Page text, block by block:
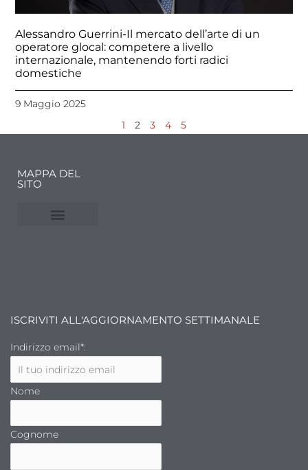
Alessandro Guerrini-Il mercato dell’arte di un
operatore glocal: competere a livello
internazionale, mantenendo forti radici
domestiche
9 Maggio 2025
1 2 3 4 5
MAPPA DEL
SITO
ISCRIVITI ALL'AGGIORNAMENTO SETTIMANALE
Indirizzo email*:
Nome
Cognome